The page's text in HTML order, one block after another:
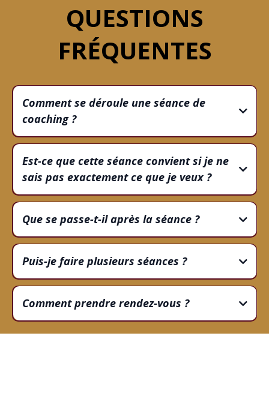
QUESTIONS
FRÉQUENTES
Comment se déroule une séance de
coaching ?
Je t’écoute attentivement, identifie tes blocages et
ensemble, nous construisons un plan d’action
personnalisé.
Est-ce que cette séance convient si je ne
sais pas exactement ce que je veux ?
Oui, c’est justement l’occasion de clarifier tes
objectifs et de trouver la meilleure voie pour toi.
Que se passe-t-il après la séance ?
Tu repars avec un plan d’action clair et des outils
concrets pour continuer ta transformation.
Puis-je faire plusieurs séances ?
Absolument, tu peux choisir de poursuivre l’accompagnement
selon tes besoins.
Comment prendre rendez-vous ?